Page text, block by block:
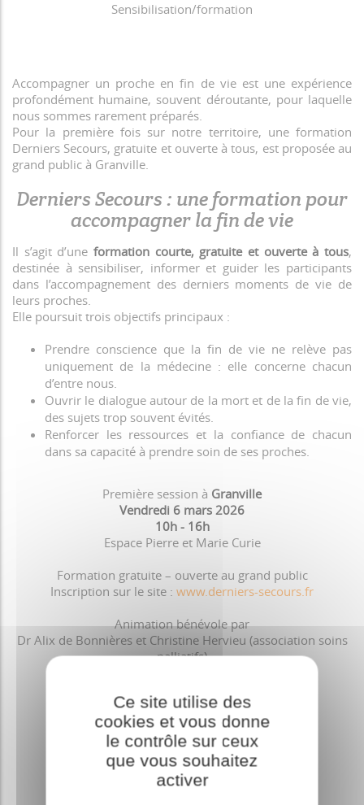
Sensibilisation/formation
Accompagner un proche en fin de vie est une expérience
profondément humaine, souvent déroutante, pour laquelle
nous sommes rarement préparés.
Pour la première fois sur notre territoire, une formation
Derniers Secours, gratuite et ouverte à tous, est proposée au
grand public à Granville.
Derniers Secours : une formation pour
accompagner la fin de vie
Il s’agit d’une formation courte, gratuite et ouverte à tous,
destinée à sensibiliser, informer et guider les participants
dans l’accompagnement des derniers moments de vie de
leurs proches.
Elle poursuit trois objectifs principaux :
Prendre conscience que la fin de vie ne relève pas
uniquement de la médecine : elle concerne chacun
d’entre nous.
Ouvrir le dialogue autour de la mort et de la fin de vie,
des sujets trop souvent évités.
Renforcer les ressources et la confiance de chacun
dans sa capacité à prendre soin de ses proches.
Première session à Granville
Vendredi 6 mars 2026
10h - 16h
Espace Pierre et Marie Curie
Formation gratuite – ouverte au grand public
Inscription sur le site : www.derniers-secours.fr
Animation bénévole par
Dr Alix de Bonnières et Christine Hervieu (association soins
palliatifs)
Ce site utilise des
cookies et vous donne
le contrôle sur ceux
que vous souhaitez
activer